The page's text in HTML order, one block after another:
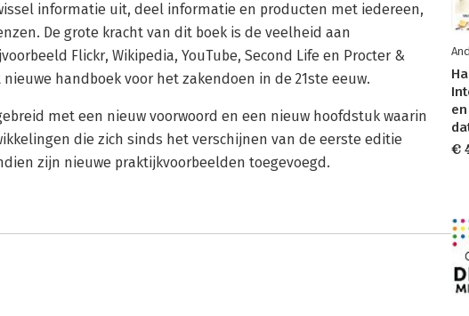
informatie uit, deel informatie en producten met iedereen,
De grote kracht van dit boek is de veelheid aan
Flickr, Wikipedia, YouTube, Second Life en Procter &
handboek voor het zakendoen in de 21ste eeuw.
met een nieuw voorwoord en een nieuw hoofdstuk waarin
die zich sinds het verschijnen van de eerste editie
zijn nieuwe praktijkvoorbeelden toegevoegd.
en
€